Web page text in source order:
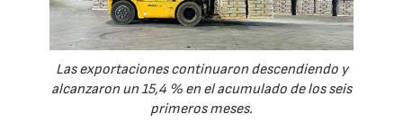
Las exportaciones continuaron descendiendo y
alcanzaron un 15,4 % en el acumulado de los seis
primeros meses.